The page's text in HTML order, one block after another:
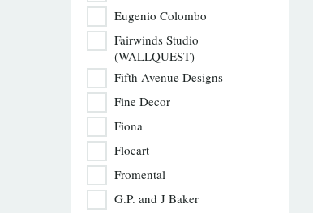
Eugenio Colombo
Fairwinds Studio
(WALLQUEST)
Fifth Avenue Designs
Fine Decor
Fiona
Flocart
Fromental
G.P. and J Baker